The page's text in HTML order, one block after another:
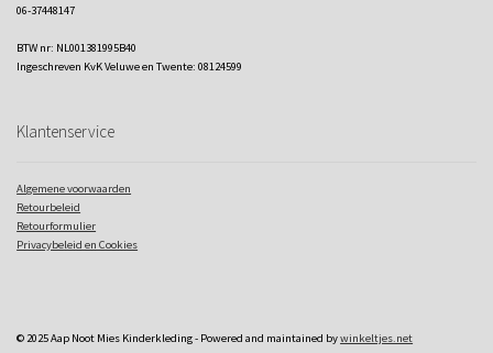
06-37448147
BTW nr: NL001381995B40
Ingeschreven KvK Veluwe en Twente: 08124599
Klantenservice
Algemene voorwaarden
Retourbeleid
Retourformulier
Privacybeleid en Cookies
© 2025 Aap Noot Mies Kinderkleding - Powered and maintained bywinkeltjes.net